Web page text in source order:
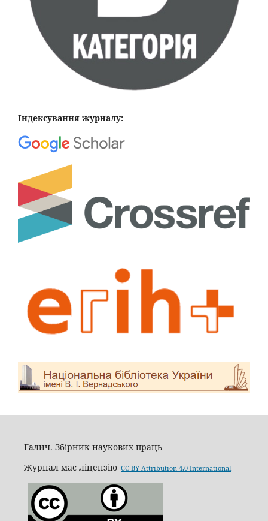
Індексування журналу:
Галич. Збірник наукових праць
Журнал має ліцензію CC BY Attribution 4.0 International